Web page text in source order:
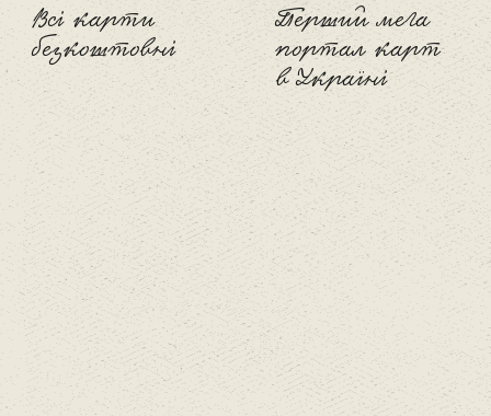
Всі карти
безкоштовні
Перший мега
портал карт
в Україні